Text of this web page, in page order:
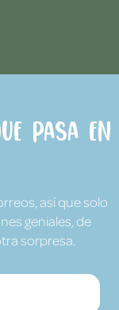
pasa en
así que solo
geniales, de
sorpresa.